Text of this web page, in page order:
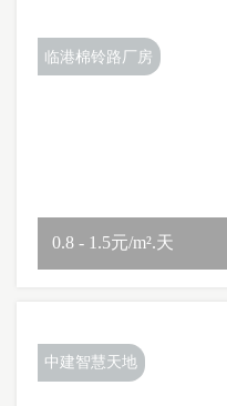
临港棉铃路厂房
0.8 - 1.5元/m².天
中建智慧天地